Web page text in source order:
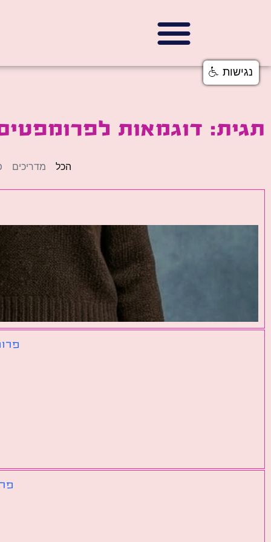
תגית: דוגמאות
מדריכים הכל
נגישות